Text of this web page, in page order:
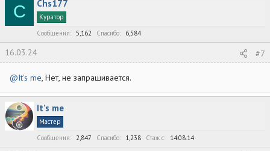
C Chs177
Куратор
Сообщения
5,162 Спасибо 6,584
16.03.24 #7
@It's me, Нет, не запрашивается.
It's me
Мастер
Сообщения
2,847 Спасибо 1,238 Стаж c 14.08.14